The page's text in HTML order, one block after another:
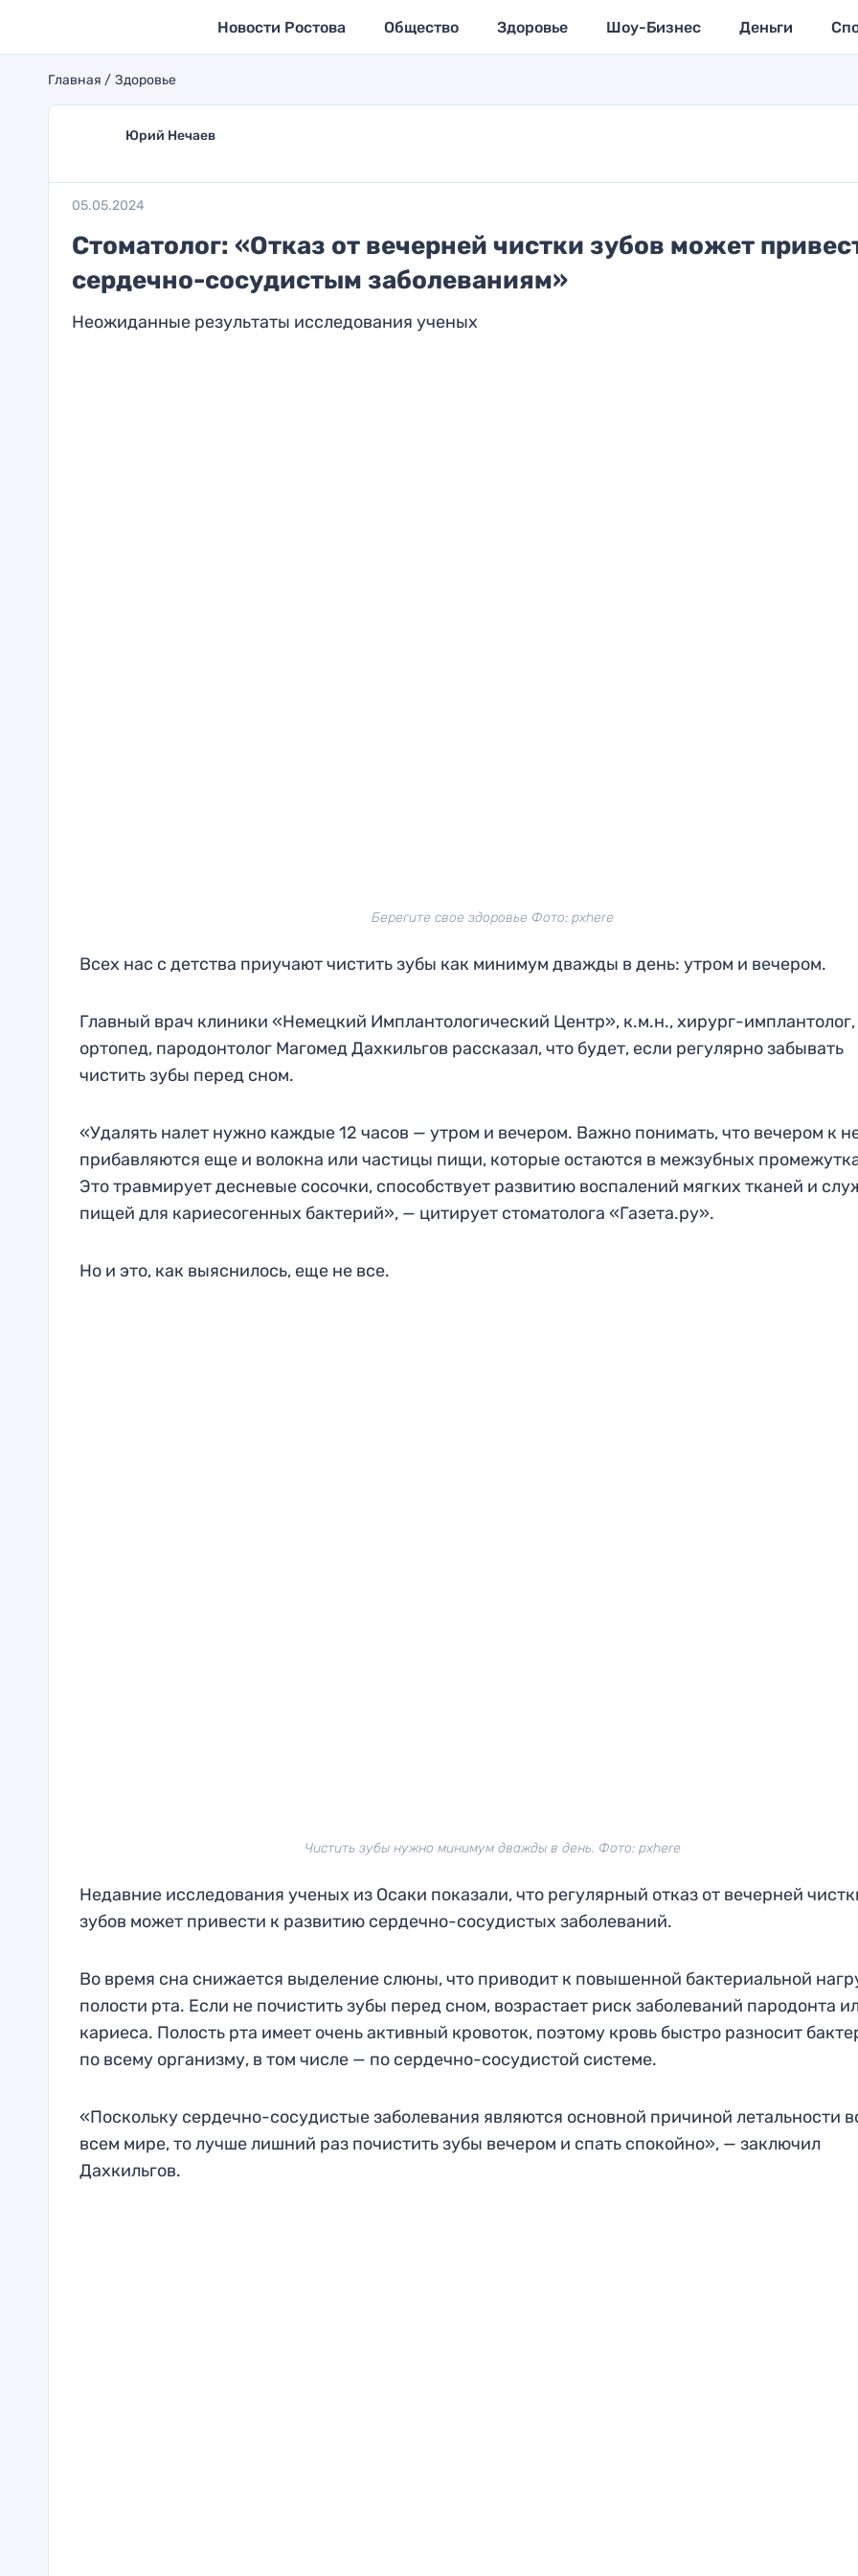
Новости Ростова Общество Здоровье Шоу-Бизнес Деньги
Главная Здоровье
Юрий Нечаев
05.05.2024
Стоматолог: «Отказ от вечерней чистки зубов может
сердечно-сосудистым заболеваниям»
Неожиданные результаты исследования ученых
Берегите свое здоровье Фото: pxhere
Всех нас с детства приучают чистить зубы как минимум дважды в день: утром и вечером.
Главный врач клиники «Немецкий Имплантологический Центр», к.м.н., хирург-имплантолог,
ортопед, пародонтолог Магомед Дахкильгов рассказал, что будет, если регулярно забывать
чистить зубы перед сном.
«Удалять налет нужно каждые 12 часов — утром и вечером. Важно понимать, что вечером к
прибавляются еще и волокна или частицы пищи, которые остаются в межзубных
Это травмирует десневые сосочки, способствует развитию воспалений мягких тканей и
пищей для кариесогенных бактерий», — цитирует стоматолога «Газета.ру».
Но и это, как выяснилось, еще не все.
Чистить зубы нужно минимум дважды в день. Фото: pxhere
Недавние исследования ученых из Осаки показали, что регулярный отказ от вечерней
зубов может привести к развитию сердечно-сосудистых заболеваний.
Во время сна снижается выделение слюны, что приводит к повышенной бактериальной
полости рта. Если не почистить зубы перед сном, возрастает риск заболеваний пародонта
кариеса. Полость рта имеет очень активный кровоток, поэтому кровь быстро разносит
по всему организму, в том числе — по сердечно-сосудистой системе.
«Поскольку сердечно-сосудистые заболевания являются основной причиной летальности
всем мире, то лучше лишний раз почистить зубы вечером и спать спокойно», — заключил
Дахкильгов.